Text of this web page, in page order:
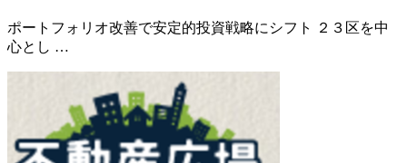
ポートフォリオ改善で安定的投資戦略にシフト ２３区を中
心とし …